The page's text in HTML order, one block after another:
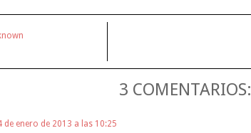
3 COMENTARIOS:
de enero de 2013 a las 10:25